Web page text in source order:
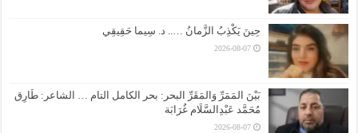
حِينَ يَكْذِبُ الزَّمانُ ….. د. سِيما حَقِيقِي
2026-08-07
بَيْنَ المَمَرِّ وَالمَقَرِّ البحر: بحر الكامل التام … الشاعر: طَارِق
مُحَمَّد عَبْدِالسَّلَام غُرَابَة
2026-08-07